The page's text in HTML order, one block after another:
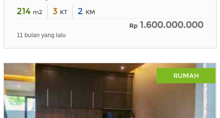
214 m2 3 KT 2 KM
Rp 1.600.000.000
11 bulan yang lalu
RUMAH